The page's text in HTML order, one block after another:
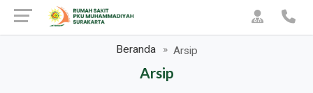
Beranda Arsip
Arsip